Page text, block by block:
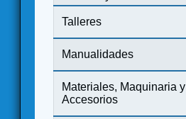
Talleres
Manualidades
Materiales, Maquinaria y
Accesorios